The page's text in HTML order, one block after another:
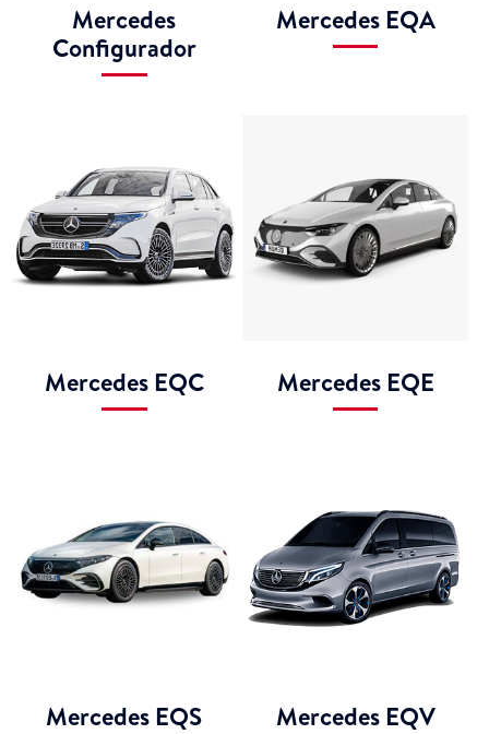
Mercedes
Configurador
Mercedes EQA
Mercedes EQC Mercedes EQE
Mercedes EQS Mercedes EQV